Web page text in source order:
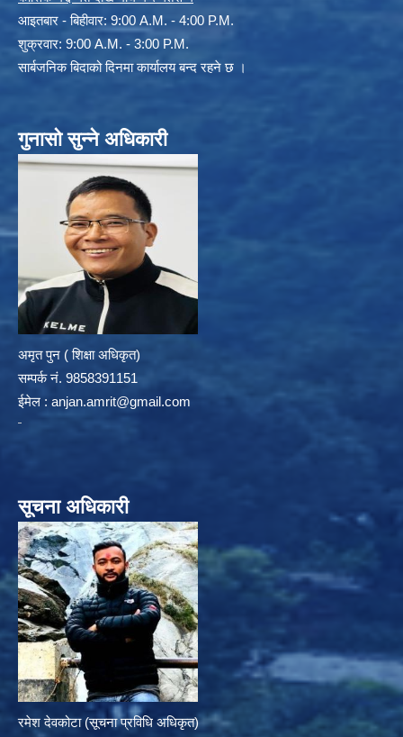
आइतबार - बिहीवार: 9:00 A.M. - 4:00 P.M.
शुक्रवार: 9:00 A.M. - 3:00 P.M.
सार्बजनिक बिदाको दिनमा कार्यालय बन्द रहने छ ।
गुनासो सुन्ने अधिकारी
अमृत पुन ( शिक्षा अधिकृत)
सम्पर्क न‌ं. 9858391151
ईमेल : anjan.amrit@gmail.com
सूचना अधिकारी
रमेश देवकोटा (सूचना प्रविधि अधिकृत)